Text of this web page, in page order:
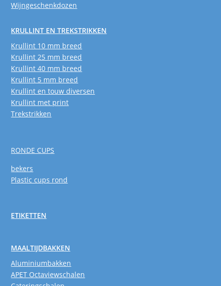
Wijngeschenkdozen
KRULLINT EN TREKSTRIKKEN
Krullint 10 mm breed
Krullint 25 mm breed
Krullint 40 mm breed
Krullint 5 mm breed
Krullint en touw diversen
Krullint met print
Trekstrikken
RONDE CUPS
bekers
Plastic cups rond
ETIKETTEN
MAALTIJDBAKKEN
Aluminiumbakken
APET Octaviewschalen